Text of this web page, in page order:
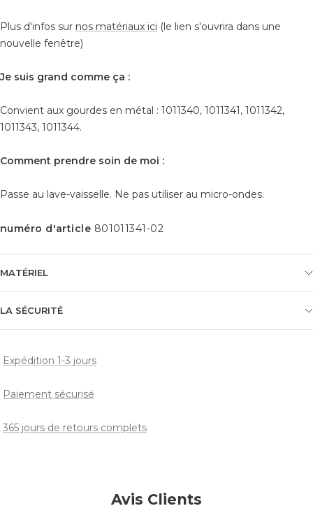
Plus d'infos sur nos matériaux ici (le lien s'ouvrira dans une
nouvelle fenêtre)
Je suis grand comme ça :
Convient aux gourdes en métal : 1011340, 1011341, 1011342,
1011343, 1011344.
Comment prendre soin de moi :
Passe au lave-vaisselle. Ne pas utiliser au micro-ondes.
numéro d'article 801011341-02
MATÉRIEL
LA SÉCURITÉ
Expédition 1-3 jours
Paiement sécurisé
365 jours de retours complets
Avis Clients